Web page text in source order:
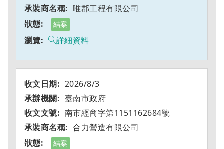
唯郡工程有限公司
結案
詳細資料
2026/8/3
臺南市政府
南市經商字第1151162684號
合力營造有限公司
結案